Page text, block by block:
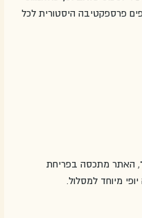
פרספקטיבה היסטורית לכל
, האתר מתכסה בפריחת
מיוחד למסלול.